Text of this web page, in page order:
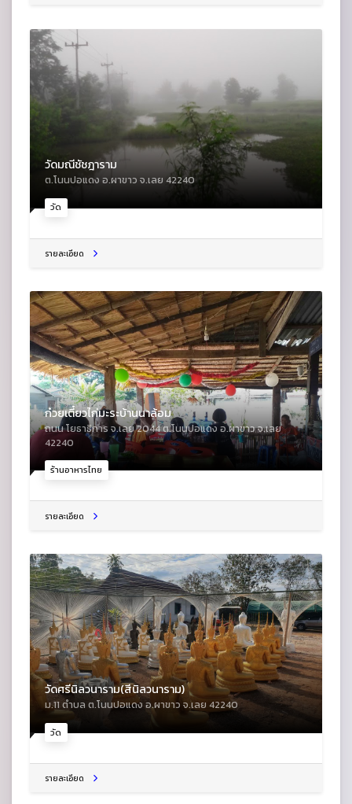
วัด
วัดมณีชัชฎาราม
ต.โนนปอแดง อ.ผาขาว จ.เลย 42240
รายละเอียด
ร้านอาหารไทย
ก๋วยเตี๋ยวไก่มะระบ้านนาล้อม
ถนน โยธาธิการ จ.เลย 2044 ต.โนนปอแดง อ.ผาขาว จ.เลย
42240
รายละเอียด
วัด
วัดศรีนิลวนาราม(สีนิลวนาราม)
ม.11 ตําบล ต.โนนปอแดง อ.ผาขาว จ.เลย 42240
รายละเอียด